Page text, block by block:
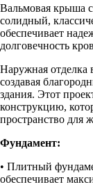
Вальмовая крыша
солидный,
обеспечивает
долговечность
Наружная
создавая
здания. Этот
конструкцию,
пространство для
Фундамент:
• Плитный
обеспечивает